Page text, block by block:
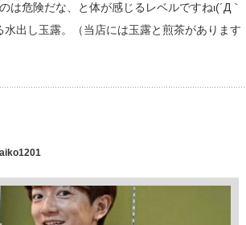
危険だな、と体が感じるレベルですねι(´Д｀
出し玉露。（当店には玉露と煎茶があります